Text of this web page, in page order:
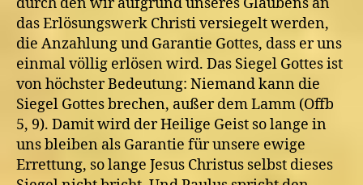
das Erlösungswerk Christi versiegelt werden,
die Anzahlung und Garantie Gottes, dass er uns
einmal völlig erlösen wird. Das Siegel Gottes ist
von höchster Bedeutung: Niemand kann die
Siegel Gottes brechen, außer dem Lamm (Offb
5, 9). Damit wird der Heilige Geist so lange in
uns bleiben als Garantie für unsere ewige
Errettung, so lange Jesus Christus selbst dieses